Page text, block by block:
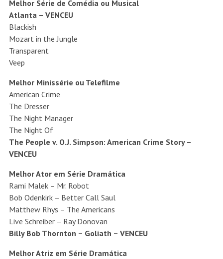
Melhor Série de Comédia ou Musical
Atlanta – VENCEU
Blackish
Mozart in the Jungle
Transparent
Veep
Melhor Minissérie ou Telefilme
American Crime
The Dresser
The Night Manager
The Night Of
The People v. O.J. Simpson: American Crime Story –
VENCEU
Melhor Ator em Série Dramática
Rami Malek – Mr. Robot
Bob Odenkirk – Better Call Saul
Matthew Rhys – The Americans
Live Schreiber – Ray Donovan
Billy Bob Thornton – Goliath – VENCEU
Melhor Atriz em Série Dramática